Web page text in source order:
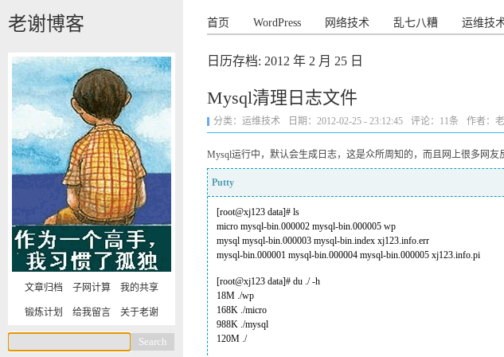
老谢博客 首页 WordPress 网络技术 乱七八糟 运维技
日历存档: 2012 年 2 月 25 日
Mysql清理日志文件
分类： 运维技术 日期：2012-02-25 - 23:12:45 评论： 11条 作者：
Mysql运行中，默认会生成日志，这是众所周知的，而且网上很多网
Putty
[root@xj123 data]# ls
micro mysql-bin.000002 mysql-bin.000005 wp
mysql mysql-bin.000003 mysql-bin.index xj123.info.err
mysql-bin.000001 mysql-bin.000004 mysql-bin.000005 xj123.info.pi
[root@xj123 data]# du ./ -h
18M ./wp
168K ./micro
988K ./mysql
120M ./
文章归档 子网计算 我的共享
锻炼计划 给我留言 关于老谢